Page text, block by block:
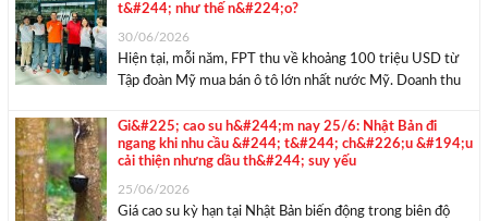
tỉnh, ...
t&#244; như thế n&#224;o?
30/06/2026
Hiện tại, mỗi năm, FPT thu về khoảng 100 triệu USD từ
Tập đoàn Mỹ mua bán ô tô lớn nhất nước Mỹ. Doanh thu
Mới đây, Tập đoàn FPT ...
Gi&#225; cao su h&#244;m nay 25/6: Nhật Bản đi
ngang khi nhu cầu &#244; t&#244; ch&#226;u &#194;u
cải thiện nhưng dầu th&#244; suy yếu
25/06/2026
Giá cao su kỳ hạn tại Nhật Bản biến động trong biên độ